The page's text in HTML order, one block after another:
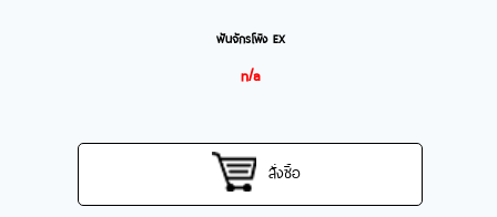
ฟันจักรโพ้ง EX
n/a
สั่งซื้อ